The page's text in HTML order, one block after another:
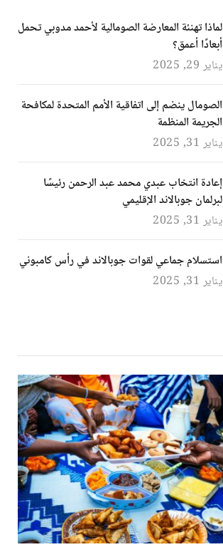
لماذا تهنئة المعارضة الصومالية لأحمد مدوبي تحمل
أبعادًا أعمق؟
يناير 29, 2025
الصومال ينضم إلى اتفاقية الأمم المتحدة لمكافحة
الجريمة المنظمة
يناير 31, 2025
إعادة انتخاب عبدي محمد عبد الرحمن رئيسًا
لبرلمان جوبالاند الإقليمي
يناير 31, 2025
استسلام جماعي لقوات جوبالاند في رأس كامبوني
يناير 31, 2025